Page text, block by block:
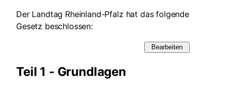
Der Landtag Rheinland-Pfalz hat das folgende
Gesetz beschlossen:
Bearbeiten
Teil 1 - Grundlagen